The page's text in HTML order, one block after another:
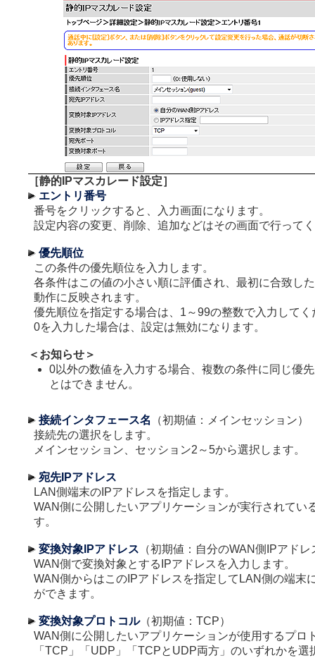
［静的IPマスカレード設定］
エントリ番号
番号をクリックすると、入力画面になります。
設定内容の変更、削除、追加などはその画面で行って
優先順位
この条件の優先順位を入力します。
各条件はこの値の小さい順に評価され、最初に合致し
動作に反映されます。
優先順位を指定する場合は、1～99の整数で入力してく
0を入力した場合は、設定は無効になります。
＜お知らせ＞
0以外の数値を入力する場合、複数の条件に同じ優
とはできません。
接続インタフェース名
（初期値：メインセッション）
接続先の選択をします。
メインセッション、セッション2～5から選択します。
宛先IPアドレス
LAN側端末のIPアドレスを指定します。
WAN側に公開したいアプリケーションが実行されてい
す。
変換対象IPアドレス （初期値：自分のWAN側IPアドレ
WAN側で変換対象とするIPアドレスを入力します。
WAN側からはこのIPアドレスを指定してLAN側の端末
ができます。
変換対象プロトコル（初期値：TCP）
WAN側に公開したいアプリケーションが使用するプロ
「TCP」「UDP」「TCPとUDP両方」のいずれかを選